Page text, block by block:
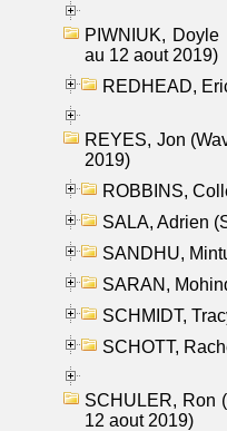
PIWNIUK, Doyle
au 12 aout 2019)
REDHEAD,
REYES, Jon
2019)
ROBBINS,
SALA, Adrien
SANDHU,
SARAN,
SCHMIDT,
SCHOTT,
SCHULER, Ron
12 aout 2019)